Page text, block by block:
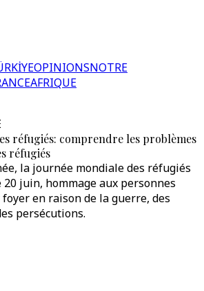
OPINIONSNOTRE
AFRIQUE
réfugiés: comprendre les problèmes
réfugiés
la journée mondiale des réfugiés
20 juin, hommage aux personnes
en raison de la guerre, des
persécutions.